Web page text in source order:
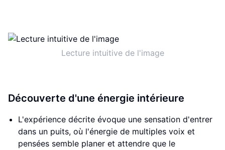
Lecture intuitive de l'image
Découverte d'une énergie intérieure
L'expérience décrite évoque une sensation d'entrer
dans un puits, où l'énergie de multiples voix et
pensées semble planer et attendre que le